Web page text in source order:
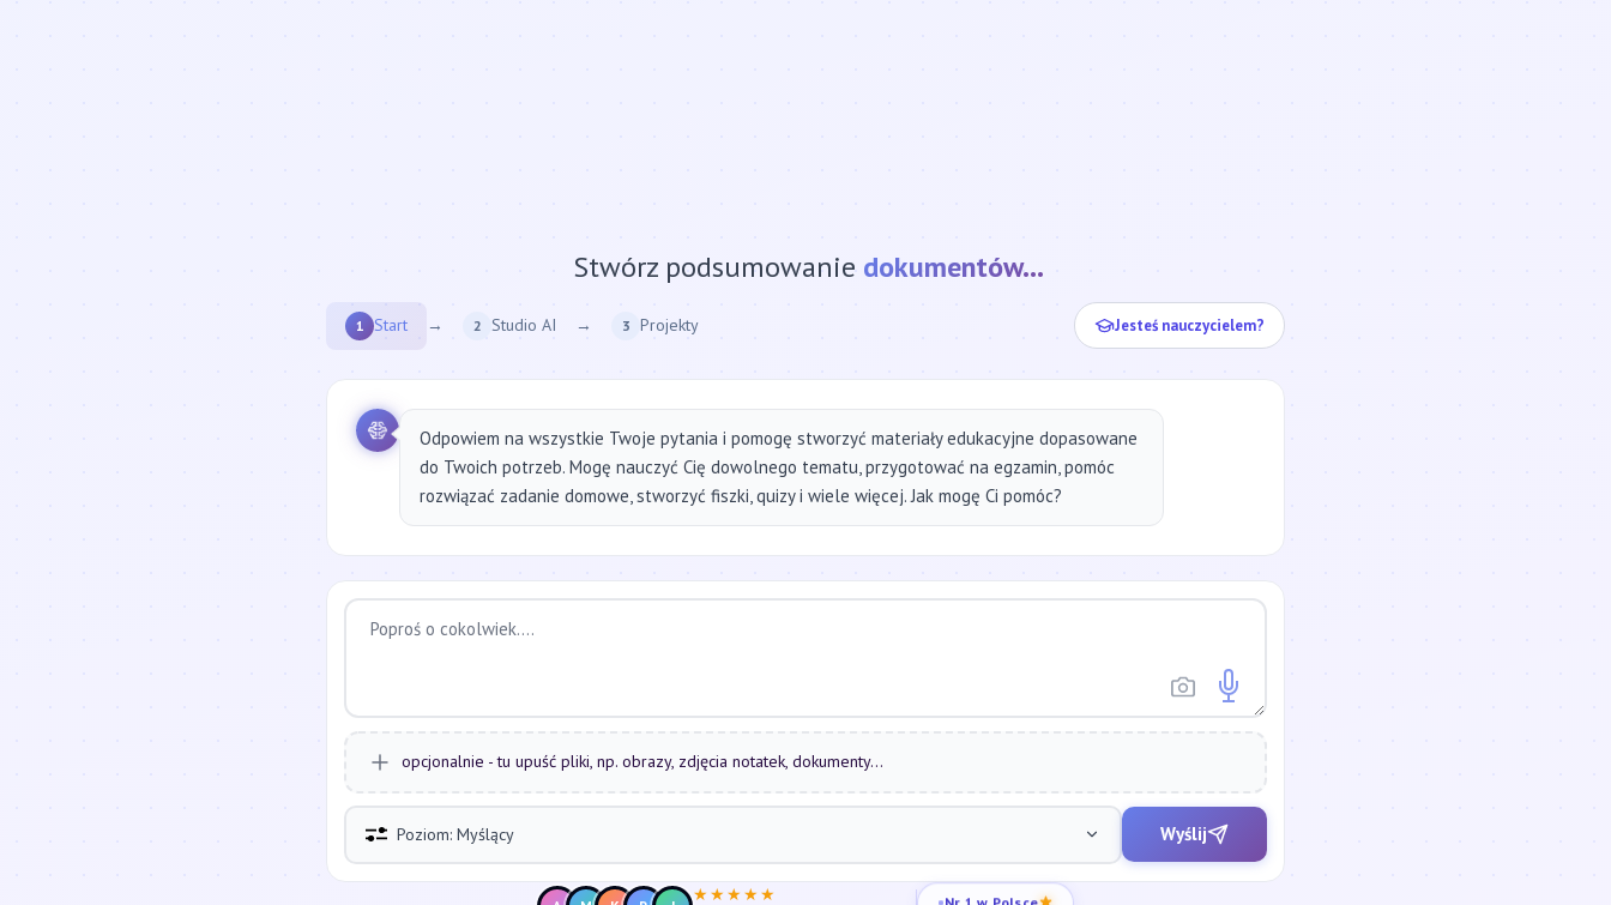
Stwórz podsumowanie strony internetowej...
1 Start → 2 Studio AI → 3 Projekty Jesteś nauczycielem?
Odpowiem na wszystkie Twoje pytania i pomogę stworzyć materiały edukacyjne dopasowane
do Twoich potrzeb. Mogę nauczyć Cię dowolnego tematu, przygotować na egzamin, pomóc
rozwiązać zadanie domowe, stworzyć fiszki, quizy i wiele więcej. Jak mogę Ci pomóc?
opcjonalnie - tu upuść pliki, np. obrazy, zdjęcia notatek, dokumenty...
Poziom: Myślący Wyślij
★★★★★